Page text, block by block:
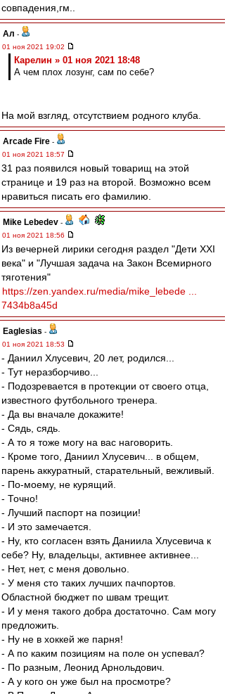
совпадения,гм..
Ал -
01 ноя 2021 19:02
Карелин » 01 ноя 2021 18:48
А чем плох лозунг, сам по себе?
На мой взгляд, отсутствием родного клуба.
Arcade Fire -
01 ноя 2021 18:57
31 раз появился новый товарищ на этой
странице и 19 раз на второй. Возможно всем
нравиться писать его фамилию.
Mike Lebedev -
01 ноя 2021 18:56
Из вечерней лирики сегодня раздел "Дети XXI
века" и "Лучшая задача на Закон Всемирного
тяготения"
https://zen.yandex.ru/media/mike_lebede ...
7434b8a45d
Eaglesias -
01 ноя 2021 18:53
- Даниил Хлусевич, 20 лет, родился...
- Тут неразборчиво...
- Подозревается в протекции от своего отца,
известного футбольного тренера.
- Да вы вначале докажите!
- Сядь, сядь.
- А то я тоже могу на вас наговорить.
- Кроме того, Даниил Хлусевич... в общем,
парень аккуратный, старательный, вежливый.
- По-моему, не курящий.
- Точно!
- Лучший паспорт на позиции!
- И это замечается.
- Ну, кто согласен взять Даниила Хлусевича к
себе? Ну, владельцы, активнее активнее...
- Нет, нет, с меня довольно.
- У меня сто таких лучших пачпортов.
Областной бюджет по швам трещит.
- И у меня такого добра достаточно. Сам могу
предложить.
- Ну не в хоккей же парня!
- А по каким позициям на поле он успевал?
- По разным, Леонид Арнольдович.
- А у кого он уже был на просмотре?